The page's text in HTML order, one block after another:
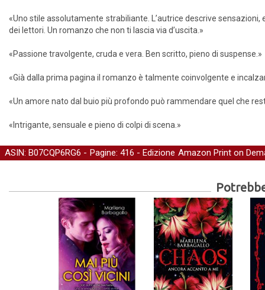
«Uno stile assolutamente strabiliante. L’autrice descrive
dei lettori. Un romanzo che non ti lascia via d’uscita.»
«Passione travolgente, cruda e vera. Ben scritto, pieno di suspense.»
«Già dalla prima pagina il romanzo è talmente coinvolgente e
«Un amore nato dal buio più profondo può rammendare quel che
«Intrigante, sensuale e pieno di colpi di scena.»
ASIN: B07CQP6RG6 - Pagine: 416 -Edizione Amazon Print on